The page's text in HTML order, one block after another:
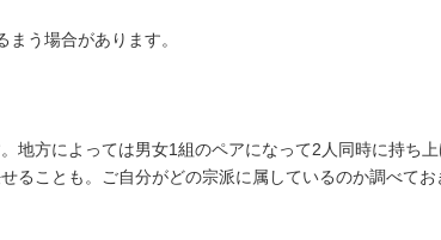
う場合があります。
地方によっては男女1組のペアになって2人同時に持ち上
ることも。ご自分がどの宗派に属しているのか調べてお